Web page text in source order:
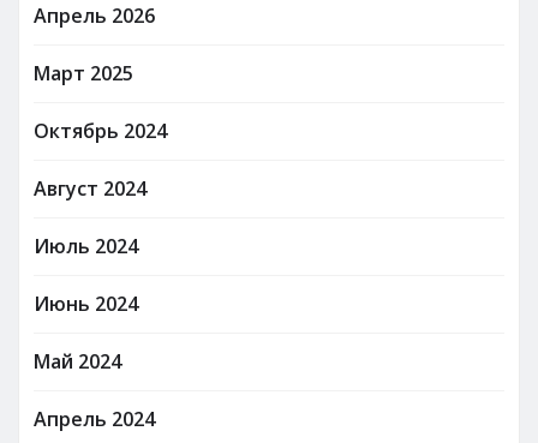
Апрель 2026
Март 2025
Октябрь 2024
Август 2024
Июль 2024
Июнь 2024
Май 2024
Апрель 2024